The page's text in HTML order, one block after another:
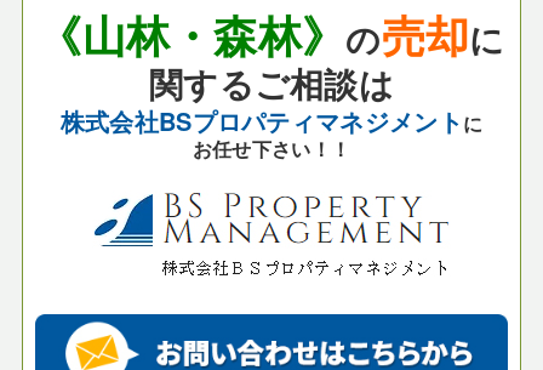
《山林・森林》 の売却に
関するご相談は
株式会社BSプロパティマネジメントに
お任せ下さい！！